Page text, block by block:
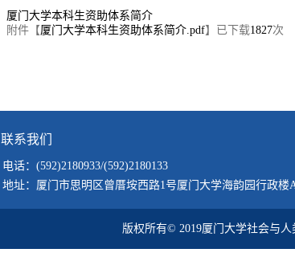
厦门大学本科生资助体系简介
附件【厦门大学本科生资助体系简介.pdf】已下载1827次
联系我们
电话：(592)2180933/(592)2180133
地址：厦门市思明区曾厝垵西路1号厦门大学海韵园行政楼
版权所有© 2019厦门大学社会与人